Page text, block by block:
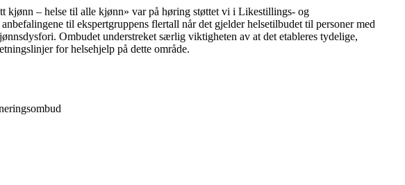
kjønn – helse til alle kjønn» var på høring støttet vi i Likestillings- og
til ekspertgruppens flertall når det gjelder helsetilbudet til personer med
Ombudet understreket særlig viktigheten av at det etableres tydelige,
for helsehjelp på dette område.